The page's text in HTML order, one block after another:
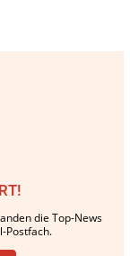
die Top-News
Postfach.